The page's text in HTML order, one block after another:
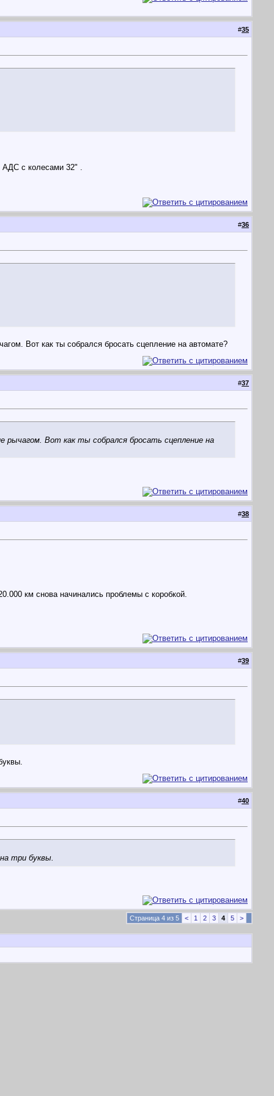
#35
АДС с колесами 32" .
#36
Вот как ты собрался бросать сцепление на автомате?
#37
рычагом. Вот как ты собрался бросать сцепление на
#38
км снова начинались проблемы с коробкой.
#39
#40
три буквы.
Страница 4 из 5 < 1 2 3 4 5 >